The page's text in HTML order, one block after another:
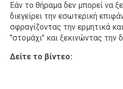
Εάν το θήραμα δεν μπορεί να
διεγείρει την εσωτερική
σφραγίζοντας την ερμητικά
"στομάχι" και ξεκινώντας την
Δείτε το βίντεο: